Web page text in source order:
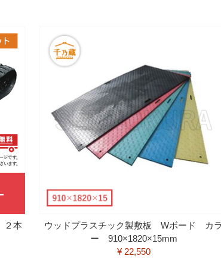
本
ウッドプラスチック製敷板 Wボード カラ
ー 910×1820×15mm
¥ 22,550